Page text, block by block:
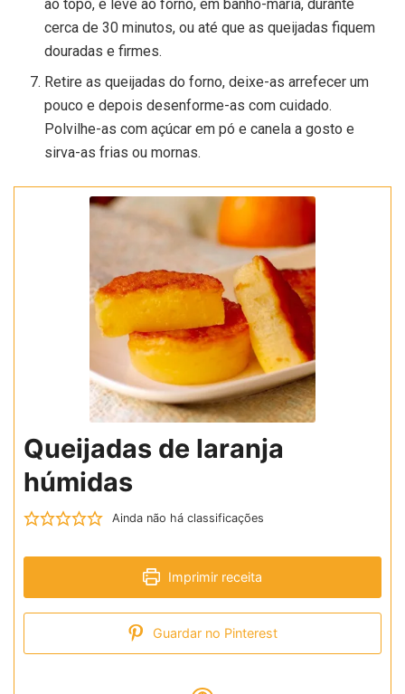
ao topo, e leve ao forno, em banho-maria, durante
cerca de 30 minutos, ou até que as queijadas fiquem
douradas e firmes.
Retire as queijadas do forno, deixe-as arrefecer um
pouco e depois desenforme-as com cuidado.
Polvilhe-as com açúcar em pó e canela a gosto e
sirva-as frias ou mornas.
Queijadas de laranja
húmidas
Ainda não há classificações
Imprimir receita
Guardar no Pinterest